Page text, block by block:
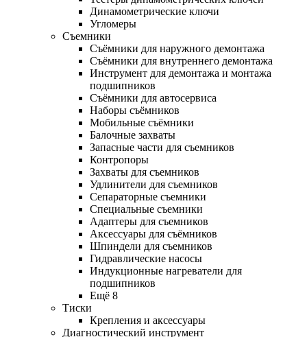
Динамометрические ключи
Угломеры
Съемники
Съёмники для наружного демонтажа
Съёмники для внутреннего демонтажа
Инструмент для демонтажа и монтажа
подшипников
Съёмники для автосервиса
Наборы съёмников
Мобильные съёмники
Балочные захваты
Запасные части для съемников
Контропоры
Захваты для съемников
Удлинители для съемников
Сепараторные съемники
Специальные съемники
Адаптеры для съемников
Аксессуары для съёмников
Шпиндели для съемников
Гидравлические насосы
Индукционные нагреватели для
подшипников
Ещё 8
Тиски
Крепления и аксессуары
Диагностический инструмент